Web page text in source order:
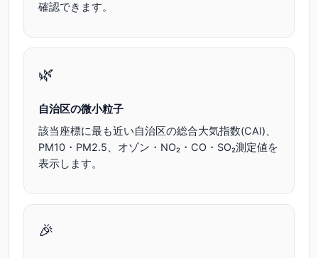
確認できます。
🌿
自治区の微小粒子
該当座標に最も近い自治区の総合大気指数(CAI)、
PM10・PM2.5、オゾン・NO₂・CO・SO₂測定値を
表示します。
🎉